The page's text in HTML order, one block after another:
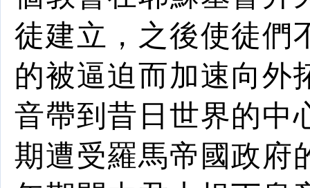
徒建立，之後使徒們
的被逼迫而加速向外
音帶到昔日世界的中
期遭受羅馬帝國政府